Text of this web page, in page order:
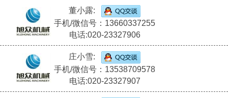
董小露:
手机/微信号：13660337255
电话:020-23327906
庄小雪:
手机/微信号：13538709578
电话:020-23327907